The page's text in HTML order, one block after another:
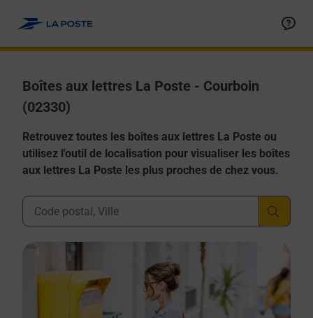
Boîtes aux lettres La Poste - Courboin
(02330)
Retrouvez toutes les boîtes aux lettres La Poste ou
utilisez l'outil de localisation pour visualiser les boîtes
aux lettres La Poste les plus proches de chez vous.
Ville, Département, Code Postal